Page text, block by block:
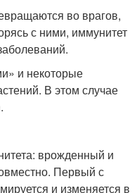
во врагов,
с ними, иммунитет
и некоторые
В этом случае
врожденный и
Первый с
и изменяется в